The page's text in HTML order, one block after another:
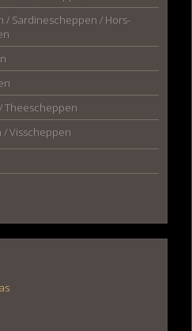
/ Sardinescheppen / Hors-
Theescheppen
Visscheppen